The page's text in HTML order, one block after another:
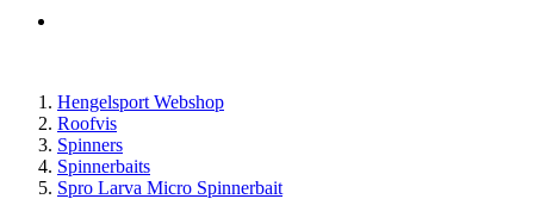
Hengelsport Webshop
Roofvis
Spinners
Spinnerbaits
Spro Larva Micro Spinnerbait